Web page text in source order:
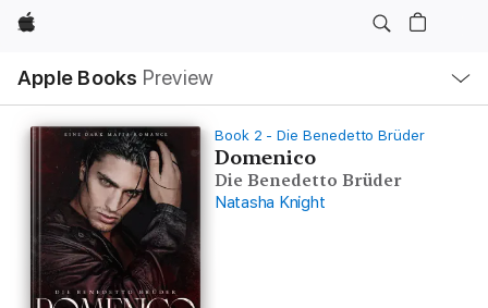
Apple
Apple Books Preview
Nav
Open
Menu
Book 2 - Die Benedetto Brüder
Domenico
Die Benedetto Brüder
Natasha Knight